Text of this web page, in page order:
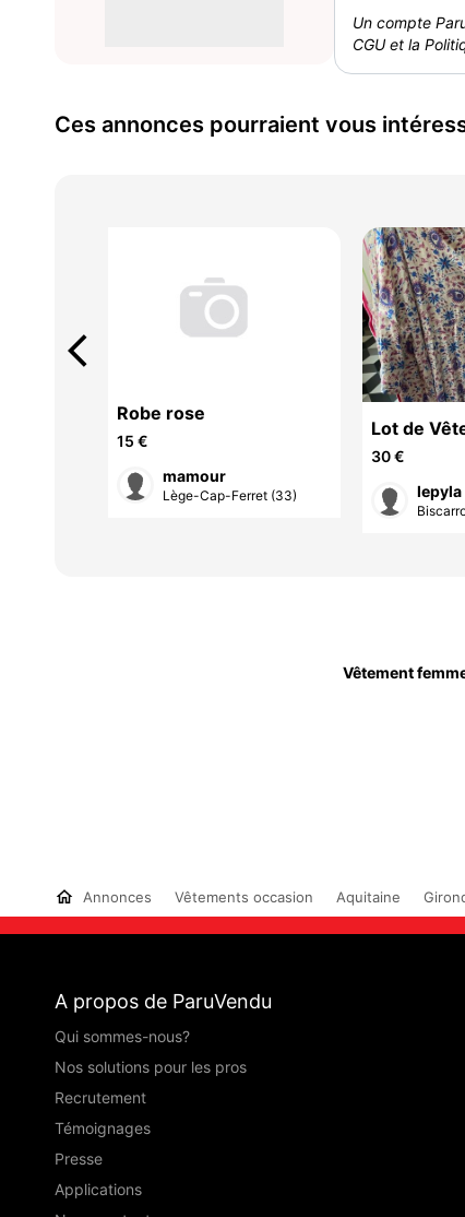
Un compte
CGU et la
Ces annonces pourraient vous
Robe rose
15 €
mamour
Lège-Cap-Ferret (33)
Lot de
femme
30 €
lepyla
arrow_back_ios
Vêtement
Annonces Vêtements occasion Aquitaine
A propos de ParuVendu
Qui sommes-nous?
Nos solutions pour les pros
Recrutement
Témoignages
Presse
Applications